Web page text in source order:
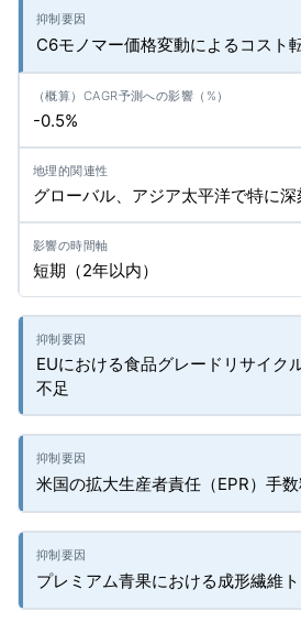
C6モノマー価格変動によるコスト
-0.5%
グローバル、アジア太平洋で特に深
短期（2年以内）
EUにおける食品グレードリサイク
不足
米国の拡大生産者責任（EPR）手
プレミアム青果における成形繊維